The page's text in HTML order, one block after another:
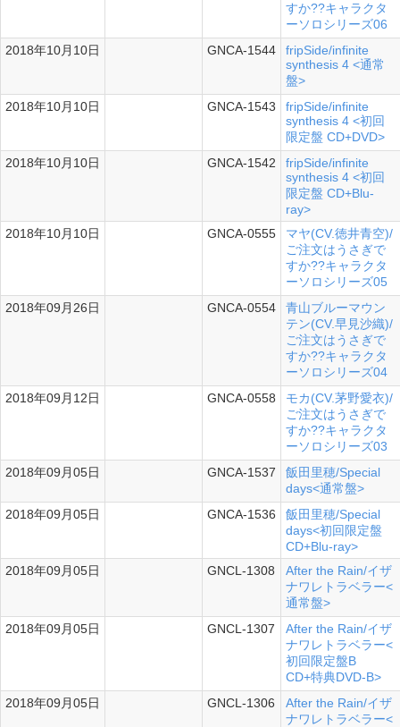
すか??キャラクタ
ーソロシリーズ06
2018年10月10日
GNCA-1544
fripSide/infinite
synthesis 4 <通常
盤>
2018年10月10日
GNCA-1543
fripSide/infinite
synthesis 4 <初回
限定盤 CD+DVD>
2018年10月10日
GNCA-1542
fripSide/infinite
synthesis 4 <初回
限定盤 CD+Blu-
ray>
2018年10月10日
グル GNCA-0555
マヤ(CV.徳井青空)/
ご注文はうさぎで
すか??キャラクタ
ーソロシリーズ05
2018年09月26日
グル GNCA-0554
青山ブルーマウン
テン(CV.早見沙織)/
ご注文はうさぎで
すか??キャラクタ
ーソロシリーズ04
2018年09月12日
グル GNCA-0558
モカ(CV.茅野愛衣)/
ご注文はうさぎで
すか??キャラクタ
ーソロシリーズ03
2018年09月05日
GNCA-1537
飯田里穂/Special
days<通常盤>
2018年09月05日
GNCA-1536
飯田里穂/Special
days<初回限定盤
CD+Blu-ray>
2018年09月05日
GNCL-1308
After the Rain/イザ
ナワレトラベラー<
通常盤>
2018年09月05日
GNCL-1307
After the Rain/イザ
ナワレトラベラー<
初回限定盤B
CD+特典DVD-B>
2018年09月05日
GNCL-1306
After the Rain/イザ
ナワレトラベラー<